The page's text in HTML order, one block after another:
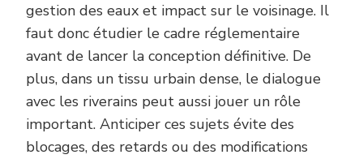
gestion des eaux et impact sur le voisinage. Il
faut donc étudier le cadre réglementaire
avant de lancer la conception définitive. De
plus, dans un tissu urbain dense, le dialogue
avec les riverains peut aussi jouer un rôle
important. Anticiper ces sujets évite des
blocages, des retards ou des modifications